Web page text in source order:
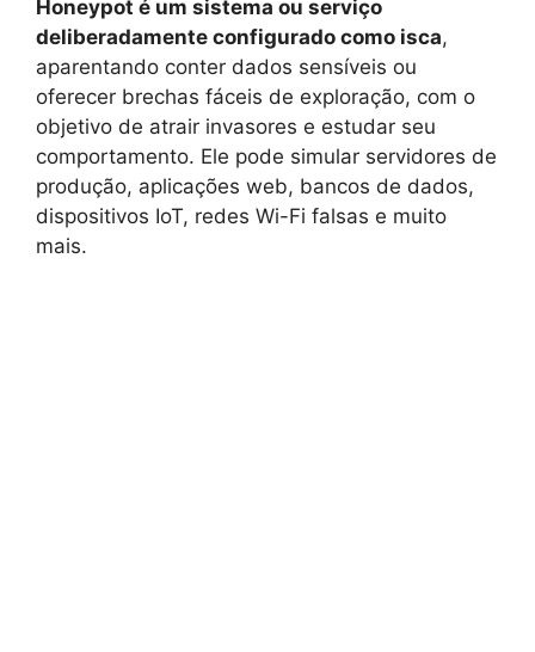
Honeypot é um sistema ou serviço
deliberadamente configurado como isca,
aparentando conter dados sensíveis ou
oferecer brechas fáceis de exploração, com o
objetivo de atrair invasores e estudar seu
comportamento. Ele pode simular servidores de
produção, aplicações web, bancos de dados,
dispositivos IoT, redes Wi-Fi falsas e muito
mais.